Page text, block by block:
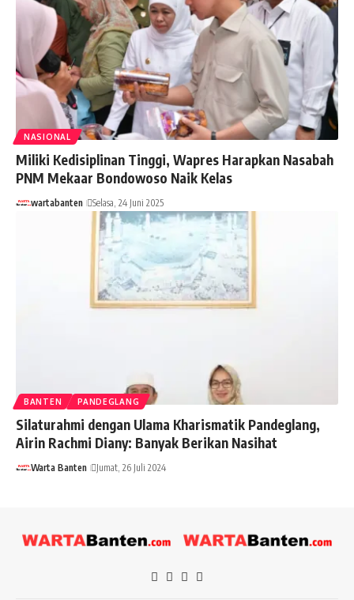
NASIONAL
Miliki Kedisiplinan Tinggi, Wapres Harapkan Nasabah
PNM Mekaar Bondowoso Naik Kelas
wartabanten Selasa, 24 Juni 2025
BANTEN PANDEGLANG
Silaturahmi dengan Ulama Kharismatik Pandeglang,
Airin Rachmi Diany: Banyak Berikan Nasihat
Warta Banten Jumat, 26 Juli 2024